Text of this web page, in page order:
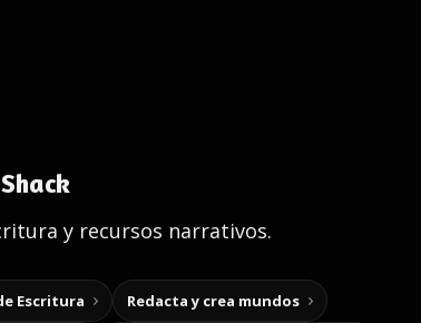
y recursos narrativos.
Escritura Redacta y crea mundos